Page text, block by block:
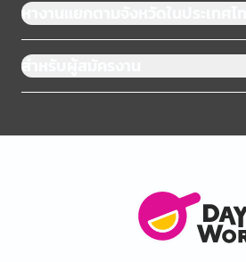
หางานแยกตามจังหวัดในประเทศไทย
สำหรับผู้สมัครงาน